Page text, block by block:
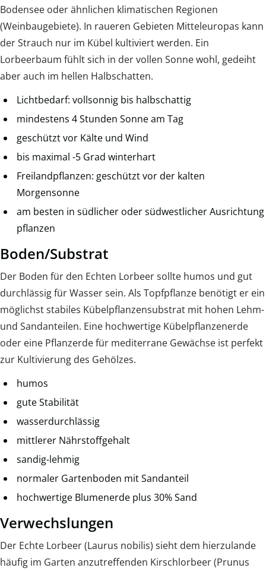
Bodensee oder ähnlichen klimatischen Regionen
(Weinbaugebiete). In raueren Gebieten Mitteleuropas kann
der Strauch nur im Kübel kultiviert werden. Ein
Lorbeerbaum fühlt sich in der vollen Sonne wohl, gedeiht
aber auch im hellen Halbschatten.
Lichtbedarf: vollsonnig bis halbschattig
mindestens 4 Stunden Sonne am Tag
geschützt vor Kälte und Wind
bis maximal -5 Grad winterhart
Freilandpflanzen: geschützt vor der kalten
Morgensonne
am besten in südlicher oder südwestlicher Ausrichtung
pflanzen
Boden/Substrat
Der Boden für den Echten Lorbeer sollte humos und gut
durchlässig für Wasser sein. Als Topfpflanze benötigt er ein
möglichst stabiles Kübelpflanzensubstrat mit hohen Lehm-
und Sandanteilen. Eine hochwertige Kübelpflanzenerde
oder eine Pflanzerde für mediterrane Gewächse ist perfekt
zur Kultivierung des Gehölzes.
humos
gute Stabilität
wasserdurchlässig
mittlerer Nährstoffgehalt
sandig-lehmig
normaler Gartenboden mit Sandanteil
hochwertige Blumenerde plus 30% Sand
Verwechslungen
Der Echte Lorbeer (Laurus nobilis) sieht dem hierzulande
häufig im Garten anzutreffenden Kirschlorbeer (Prunus